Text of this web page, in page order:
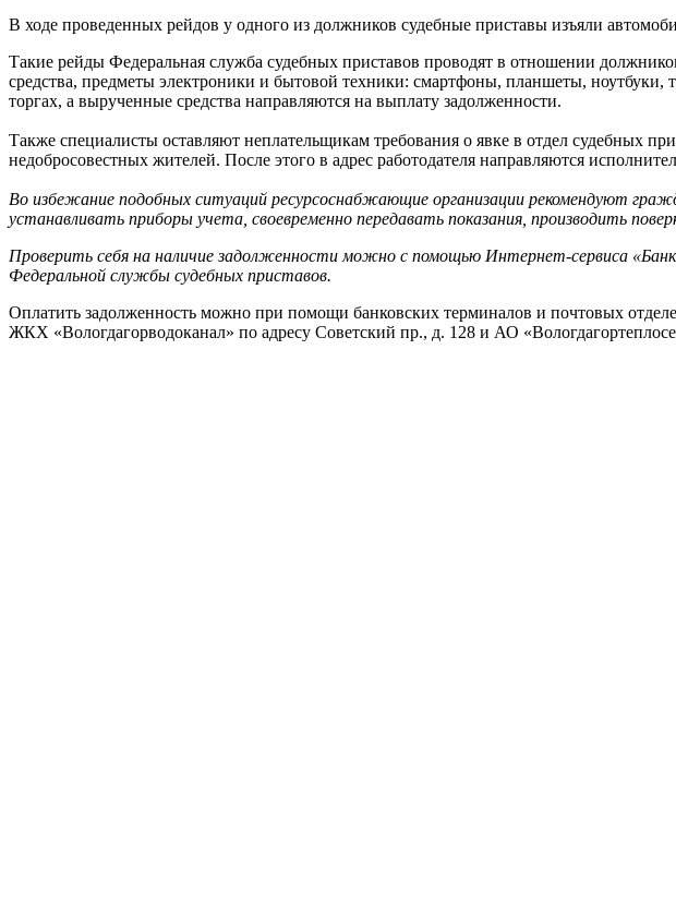
В ходе проведенных рейдов у одного из должников судебные приставы изъяли
Такие рейды Федеральная служба судебных приставов проводят в отношении
средства, предметы электроники и бытовой техники: смартфоны, планшеты,
торгах, а вырученные средства направляются на выплату задолженности.
Также специалисты оставляют неплательщикам требования о явке в отдел судебных
недобросовестных жителей. После этого в адрес работодателя направляются
Во избежание подобных ситуаций ресурсоснабжающие организации рекомендуют
устанавливать приборы учета, своевременно передавать показания, производить
Проверить себя на наличие задолженности можно с помощью Интернет-сервиса
Федеральной службы судебных приставов.
Оплатить задолженность можно при помощи банковских терминалов и почтовых
ЖКХ «Вологдагорводоканал» по адресу Советский пр., д. 128 и АО